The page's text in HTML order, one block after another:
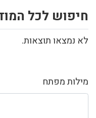
מילות מפתח
חיפוש לכל
לא נמצאו תוצאות.